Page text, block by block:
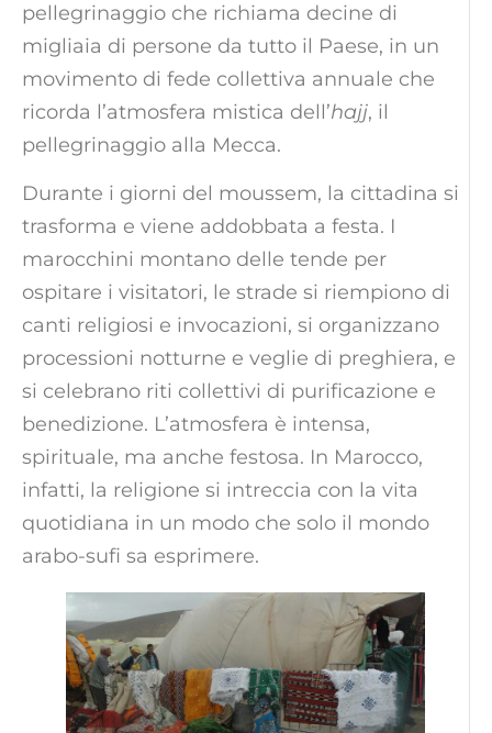
pellegrinaggio che richiama decine di
migliaia di persone da tutto il Paese, in un
movimento di fede collettiva annuale che
ricorda l’atmosfera mistica dell’hajj, il
pellegrinaggio alla Mecca.
Durante i giorni del moussem, la cittadina si
trasforma e viene addobbata a festa. I
marocchini montano delle tende per
ospitare i visitatori, le strade si riempiono di
canti religiosi e invocazioni, si organizzano
processioni notturne e veglie di preghiera, e
si celebrano riti collettivi di purificazione e
benedizione. L’atmosfera è intensa,
spirituale, ma anche festosa. In Marocco,
infatti, la religione si intreccia con la vita
quotidiana in un modo che solo il mondo
arabo-sufi sa esprimere.